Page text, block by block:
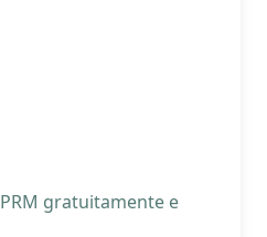
gratuitamente e